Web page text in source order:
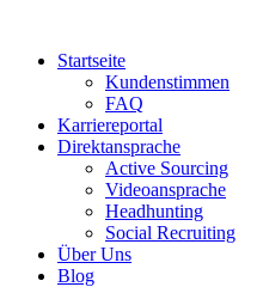
springenStartseite
Kundenstimmen
FAQ
Karriereportal
Direktansprache
Active Sourcing
Videoansprache
Headhunting
Social Recruiting
Über Uns
Blog